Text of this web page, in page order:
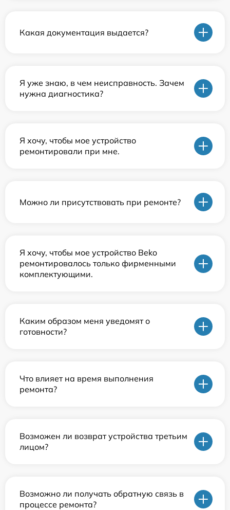
Какая документация выдается?
Я уже знаю, в чем неисправность. Зачем
нужна диагностика?
Я хочу, чтобы мое устройство
ремонтировали при мне.
Можно ли присутствовать при ремонте?
Я хочу, чтобы мое устройство Beko
ремонтировалось только фирменными
комплектующими.
Каким образом меня уведомят о
готовности?
Что влияет на время выполнения
ремонта?
Возможен ли возврат устройства третьим
лицом?
Возможно ли получать обратную связь в
процессе ремонта?